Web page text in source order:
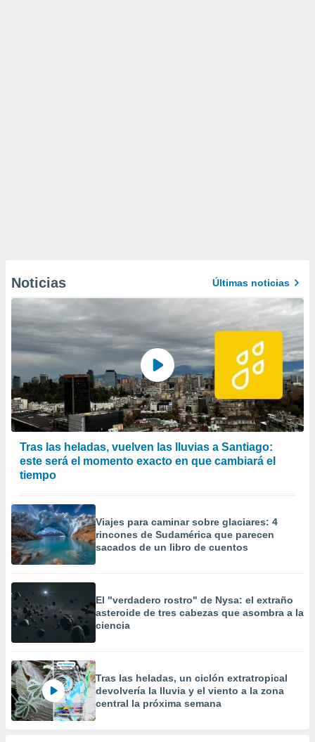
Noticias Últimas noticias
Tras las heladas, vuelven las lluvias a Santiago:
este será el momento exacto en que cambiará el
tiempo
Viajes para caminar sobre glaciares: 4
rincones de Sudamérica que parecen
sacados de un libro de cuentos
El "verdadero rostro" de Nysa: el extraño
asteroide de tres cabezas que asombra a la
ciencia
Tras las heladas, un ciclón extratropical
devolvería la lluvia y el viento a la zona
central la próxima semana